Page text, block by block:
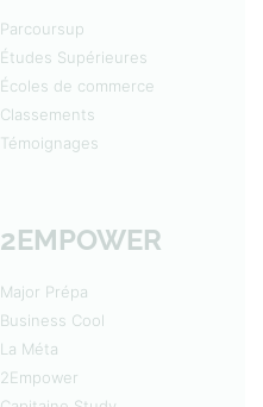
Parcoursup
Études Supérieures
Écoles de commerce
Classements
Témoignages
2EMPOWER
Major Prépa
Business Cool
La Méta
2Empower